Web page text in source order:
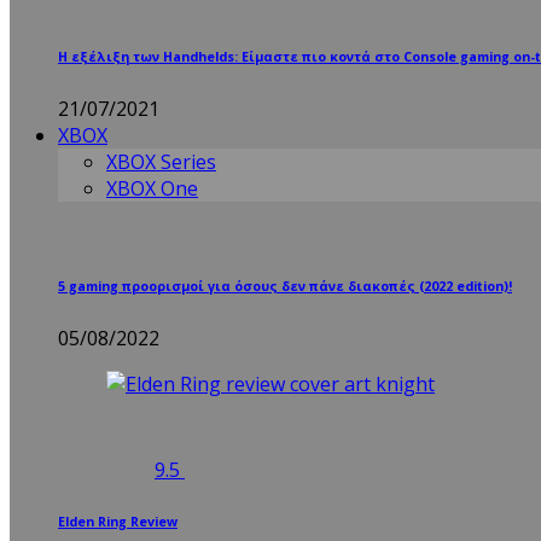
Η εξέλιξη των Handhelds: Είμαστε πιο κοντά στο Console gaming on-
21/07/2021
XBOX
XBOX Series
XBOX One
5 gaming προορισμοί για όσους δεν πάνε διακοπές (2022 edition)!
05/08/2022
9.5
Elden Ring Review